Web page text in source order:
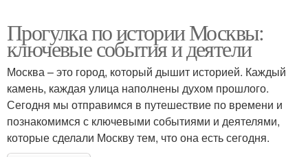
Прогулка по истории Москвы:
ключевые события и деятели
Москва – это город, который дышит историей. Каждый
камень, каждая улица наполнены духом прошлого.
Сегодня мы отправимся в путешествие по времени и
познакомимся с ключевыми событиями и деятелями,
которые сделали Москву тем, что она есть сегодня.